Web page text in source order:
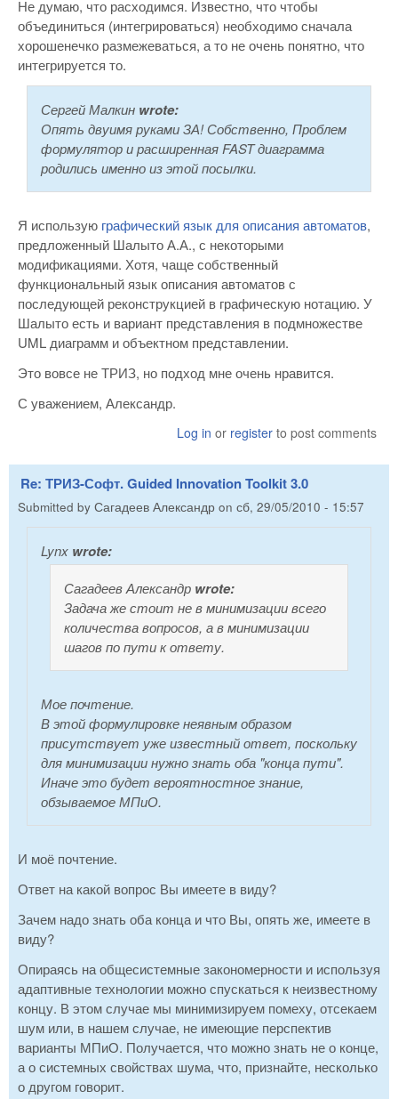
Не думаю, что расходимся. Известно, что чтобы
объединиться (интегрироваться) необходимо сначала
хорошенечко размежеваться, а то не очень понятно, что
интегрируется то.
Сергей Малкин wrote:
Опять двуимя руками ЗА! Собственно, Проблем
формулятор и расширенная FAST диаграмма
родились именно из этой посылки.
Я использую графический язык для описания автоматов,
предложенный Шалыто А.А., с некоторыми
модификациями. Хотя, чаще собственный
функциональный язык описания автоматов с
последующей реконструкцией в графическую нотацию. У
Шалыто есть и вариант представления в подмножестве
UML диаграмм и объектном представлении.
Это вовсе не ТРИЗ, но подход мне очень нравится.
С уважением, Александр.
Log in or register to post comments
Re: ТРИЗ-Софт. Guided Innovation Toolkit 3.0
Submitted by Сагадеев Александр on сб, 29/05/2010 - 15:57
Lynx wrote:
Сагадеев Александр wrote:
Задача же стоит не в минимизации всего
количества вопросов, а в минимизации
шагов по пути к ответу.
Мое почтение.
В этой формулировке неявным образом
присутствует уже известный ответ, поскольку
для минимизации нужно знать оба "конца пути".
Иначе это будет вероятностное знание,
обзываемое МПиО.
И моё почтение.
Ответ на какой вопрос Вы имеете в виду?
Зачем надо знать оба конца и что Вы, опять же, имеете в
виду?
Опираясь на общесистемные закономерности и используя
адаптивные технологии можно спускаться к неизвестному
концу. В этом случае мы минимизируем помеху, отсекаем
шум или, в нашем случае, не имеющие перспектив
варианты МПиО. Получается, что можно знать не о конце,
а о системных свойствах шума, что, признайте, несколько
о другом говорит.